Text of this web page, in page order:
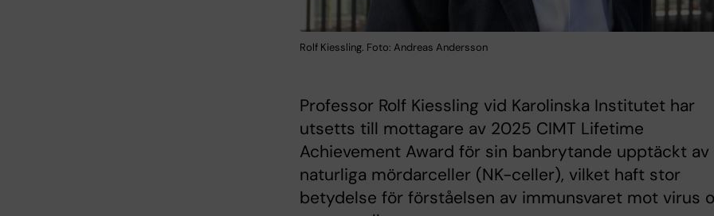
Rolf Kiessling. Foto: Andreas Andersson
Professor Rolf Kiessling vid Karolinska Institutet har
utsetts till mottagare av 2025 CIMT Lifetime
Achievement Award för sin banbrytande upptäckt av
naturliga mördarceller (NK-celler), vilket haft stor
betydelse för förståelsen av immunsvaret mot virus